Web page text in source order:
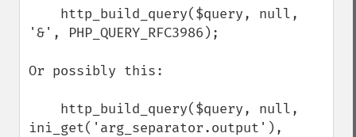
'&', PHP_QUERY_RFC3986);
Or possibly this:
ini_get('arg_separator.output'),